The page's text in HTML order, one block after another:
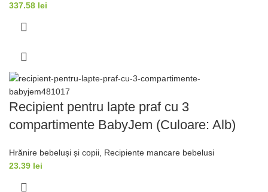
337.58 lei
Recipient pentru lapte praf cu 3
compartimente BabyJem (Culoare: Alb)
Hrănire bebeluși și copii Recipiente mancare bebelusi
23.39 lei